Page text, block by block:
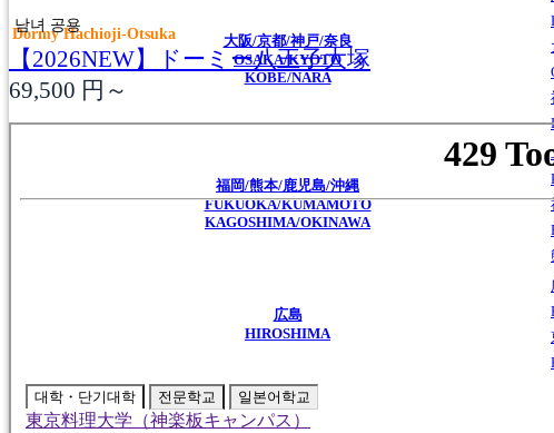
大阪/京都/神戸/奈良
OSAKA/KYOTO
KOBE/NARA
福岡/熊本/鹿児島/沖縄
FUKUOKA/KUMAMOTO
KAGOSHIMA/OKINAWA
広島
HIROSHIMA
대학・단기대학 전문학교 일본어학교
東京料理大学（神楽板キャンパス）
남녀 공용
Dormy Hachioji-Otsuka
【2026NEW】ドーミー八王子大塚
69,500 円～